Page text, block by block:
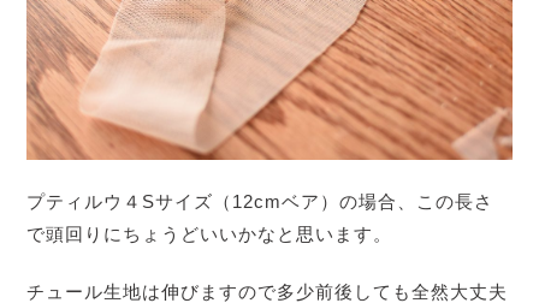
プティルウ４Sサイズ（12cmベア）の場合、この長さ
で頭回りにちょうどいいかなと思います。
チュール生地は伸びますので多少前後しても全然大丈夫